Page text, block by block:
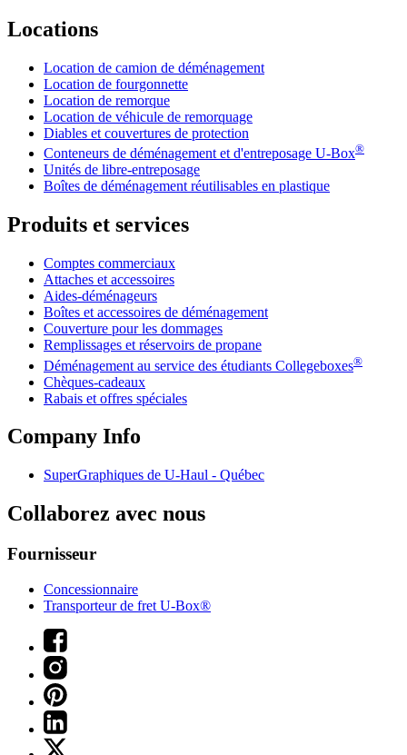
Locations
Location de camion de déménagement
Location de fourgonnette
Location de remorque
Location de véhicule de remorquage
Diables et couvertures de protection
Conteneurs de déménagement et d'entreposage U-Box®
Unités de libre-entreposage
Boîtes de déménagement réutilisables en plastique
Produits et services
Comptes commerciaux
Attaches et accessoires
Aides-déménageurs
Boîtes et accessoires de déménagement
Couverture pour les dommages
Remplissages et réservoirs de propane
Déménagement au service des étudiants Collegeboxes®
Chèques-cadeaux
Rabais et offres spéciales
Company Info
SuperGraphiques de U-Haul - Québec
Collaborez avec nous
Fournisseur
Concessionnaire
Transporteur de fret U-Box®